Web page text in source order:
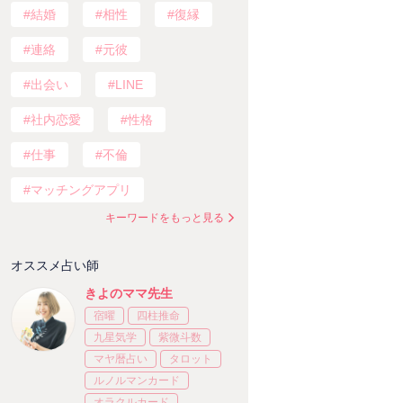
結婚 相性 復縁
連絡 元彼
出会い LINE
社内恋愛 性格
仕事 不倫
マッチングアプリ
キーワードをもっと見る
オススメ占い師
きよのママ先生
宿曜
四柱推命
九星気学
紫微斗数
マヤ暦占い
タロット
ルノルマンカード